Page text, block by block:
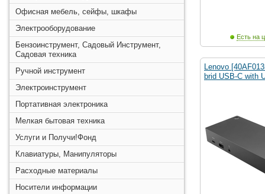
Офисная мебель, сейфы, шкафы
Электрооборудование
Бензоинструмент, Садовый Инструмент,
Садовая техника
Ручной инструмент
Электроинструмент
Портативная электроника
Мелкая бытовая техника
Услуги и Получи!Фонд
Клавиатуры, Манипуляторы
Расходные материалы
Носители информации
Есть на
Lenovo
brid USB-C with